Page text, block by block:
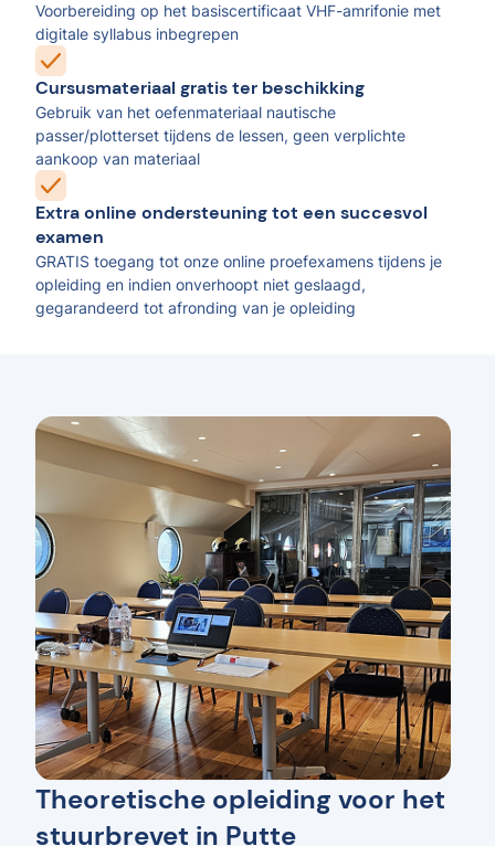
Voorbereiding op het basiscertificaat VHF-amrifonie met
digitale syllabus inbegrepen
Cursusmateriaal gratis ter beschikking
Gebruik van het oefenmateriaal nautische
passer/plotterset tijdens de lessen, geen verplichte
aankoop van materiaal
Extra online ondersteuning tot een succesvol
examen
GRATIS toegang tot onze online proefexamens tijdens je
opleiding en indien onverhoopt niet geslaagd,
gegarandeerd tot afronding van je opleiding
Theoretische opleiding voor het
stuurbrevet in Putte